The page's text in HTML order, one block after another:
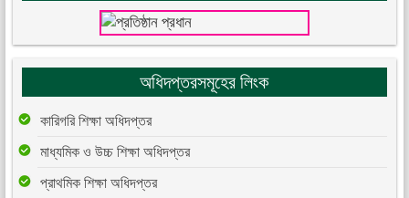
অধিদপ্তরসমূহের লিংক
কারিগরি শিক্ষা অধিদপ্তর
মাধ্যমিক ও উচ্চ শিক্ষা অধিদপ্তর
প্রাথমিক শিক্ষা অধিদপ্তর